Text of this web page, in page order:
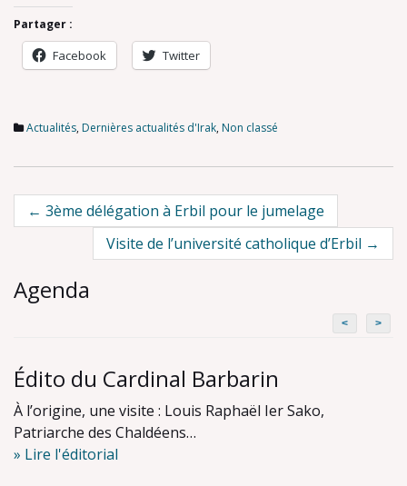
Partager :
Facebook Twitter
Actualités,Dernières actualités d'Irak,Non classé
Post
navigation
← 3ème délégation à Erbil pour le jumelage
Visite de l’université catholique d’Erbil →
Agenda
< >
Édito du Cardinal Barbarin
À l’origine, une visite : Louis Raphaël Ier Sako,
Patriarche des Chaldéens…
» Lire l'éditorial